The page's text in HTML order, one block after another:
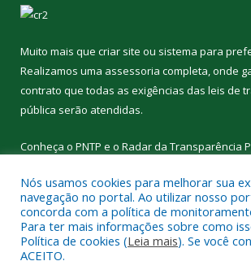
Muito mais que criar site ou sistema para
Realizamos uma assessoria completa, onde
contrato que todas as exigências das leis de
pública serão atendidas.
Conheça o PNTP e o Radar da Transparência
Todos os direitos reservados a
Curralinho.
Nós usamos cookies para melhorar sua
navegação no portal. Ao utilizar nosso
concorda com a política de
Para ter mais informações sobre como
Política de cookies (Leia mais). Se você
ACEITO.